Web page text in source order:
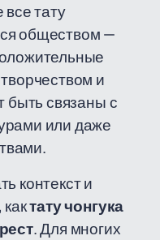
тату
обществом —
и
быть связаны с
или даже
контекст и
кактату чонгука
. Для многих